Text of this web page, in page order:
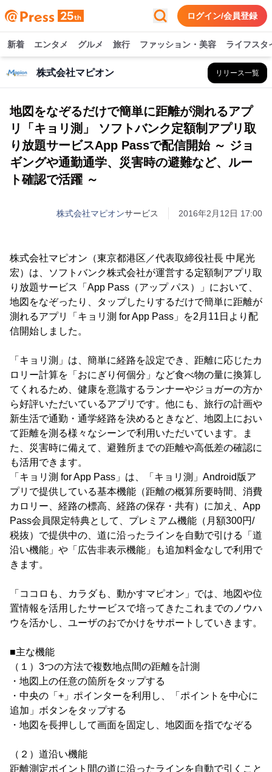
ログイン/会員登録
新着 エンタメ グルメ 旅行 ファッション・美容 ライフスタ
株式会社マピオン リリース一覧
地図をなぞるだけで簡単に距離が測れるアプ
リ「キョリ測」 ソフトバンク定額制アプリ取
り放題サービスApp Passで配信開始 ～ ジョ
ギングや通勤通学、災害時の避難など、ルー
ト確認で活躍 ～
株式会社マピオンサービス 2016年2月12日 17:00
株式会社マピオン（東京都港区／代表取締役社長 中尾光
宏）は、ソフトバンク株式会社が運営する定額制アプリ取
り放題サービス「App Pass（アップ パス）」において、
地図をなぞったり、タップしたりするだけで簡単に距離が
測れるアプリ「キョリ測 for App Pass」を2月11日より配
信開始しました。
「キョリ測」は、簡単に経路を設定でき、距離に応じたカ
ロリー計算を「おにぎり何個分」など食べ物の量に換算し
てくれるため、健康を意識するランナーやジョガーの方か
ら好評いただいているアプリです。他にも、旅行の計画や
新生活で通勤・通学経路を決めるときなど、地図上におい
て距離を測る様々なシーンで利用いただいています。ま
た、災害時に備えて、避難所までの距離や高低差の確認に
も活用できます。
「キョリ測 for App Pass」は、「キョリ測」Android版ア
プリで提供している基本機能（距離の概算所要時間、消費
カロリー、経路の標高、経路の保存・共有）に加え、App
Pass会員限定特典として、プレミアム機能（月額300円/
税抜）で提供中の、道に沿ったラインを自動で引ける「道
沿い機能」や「広告非表示機能」も追加料金なしで利用で
きます。
「ココロも、カラダも、動かすマピオン」では、地図や位
置情報を活用したサービスで培ってきたこれまでのノウハ
ウを活かし、ユーザのおでかけをサポートしていきます。
■主な機能
（１）3つの方法で複数地点間の距離を計測
・地図上の任意の箇所をタップする
・中央の「+」ポインターを利用し、「ポイントを中心に
追加」ボタンをタップする
・地図を長押しして画面を固定し、地図面を指でなぞる
（２）道沿い機能
距離測定ポイント間の道に沿ったラインを自動で引くこと